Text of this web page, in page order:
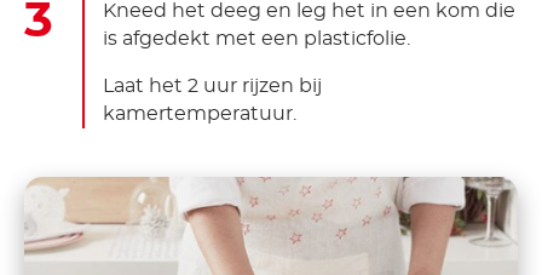
Kneed het deeg en leg het in een kom die
is afgedekt met een plasticfolie.
Laat het 2 uur rijzen bij
kamertemperatuur.